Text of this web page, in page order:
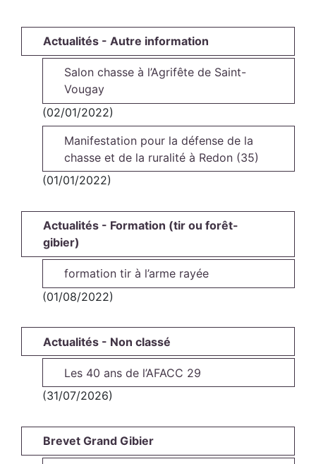
Actualités - Autre information
Salon chasse à l’Agrifête de Saint-
Vougay
(02/01/2022)
Manifestation pour la défense de la
chasse et de la ruralité à Redon (35)
(01/01/2022)
Actualités - Formation (tir ou forêt-
gibier)
formation tir à l’arme rayée
(01/08/2022)
Actualités - Non classé
Les 40 ans de l’AFACC 29
(31/07/2026)
Brevet Grand Gibier